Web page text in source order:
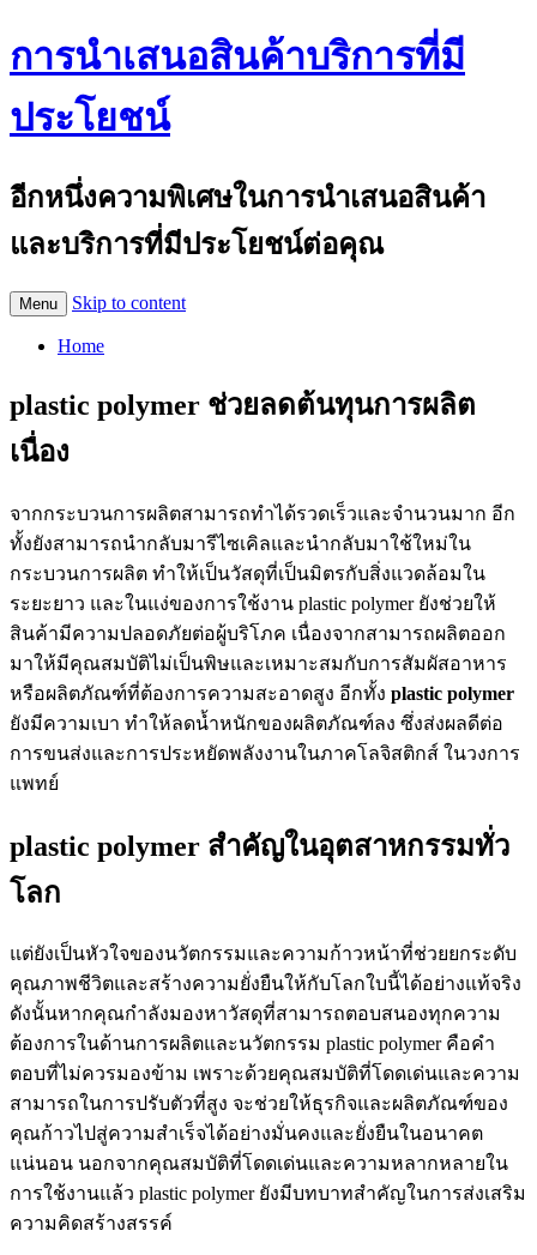
การนำเสนอสินค้าบริการที่มี
ประโยชน์
อีกหนึ่งความพิเศษในการนำเสนอสินค้า
และบริการที่มีประโยชน์ต่อคุณ
Menu Skip to content
Home
plastic polymer ช่วยลดต้นทุนการผลิต
เนื่อง
จากกระบวนการผลิตสามารถทำได้รวดเร็วและจำนวนมาก อีก
ทั้งยังสามารถนำกลับมารีไซเคิลและนำกลับมาใช้ใหม่ใน
กระบวนการผลิต ทำให้เป็นวัสดุที่เป็นมิตรกับสิ่งแวดล้อมใน
ระยะยาว และในแง่ของการใช้งาน plastic polymer ยังช่วยให้
สินค้ามีความปลอดภัยต่อผู้บริโภค เนื่องจากสามารถผลิตออก
มาให้มีคุณสมบัติไม่เป็นพิษและเหมาะสมกับการสัมผัสอาหาร
หรือผลิตภัณฑ์ที่ต้องการความสะอาดสูง อีกทั้ง plastic polymer
ยังมีความเบา ทำให้ลดน้ำหนักของผลิตภัณฑ์ลง ซึ่งส่งผลดีต่อ
การขนส่งและการประหยัดพลังงานในภาคโลจิสติกส์ ในวงการ
แพทย์
plastic polymer สำคัญในอุตสาหกรรมทั่ว
โลก
แต่ยังเป็นหัวใจของนวัตกรรมและความก้าวหน้าที่ช่วยยกระดับ
คุณภาพชีวิตและสร้างความยั่งยืนให้กับโลกใบนี้ได้อย่างแท้จริง
ดังนั้นหากคุณกำลังมองหาวัสดุที่สามารถตอบสนองทุกความ
ต้องการในด้านการผลิตและนวัตกรรม plastic polymer คือคำ
ตอบที่ไม่ควรมองข้าม เพราะด้วยคุณสมบัติที่โดดเด่นและความ
สามารถในการปรับตัวที่สูง จะช่วยให้ธุรกิจและผลิตภัณฑ์ของ
คุณก้าวไปสู่ความสำเร็จได้อย่างมั่นคงและยั่งยืนในอนาคต
แน่นอน นอกจากคุณสมบัติที่โดดเด่นและความหลากหลายใน
การใช้งานแล้ว plastic polymer ยังมีบทบาทสำคัญในการส่งเสริม
ความคิดสร้างสรรค์